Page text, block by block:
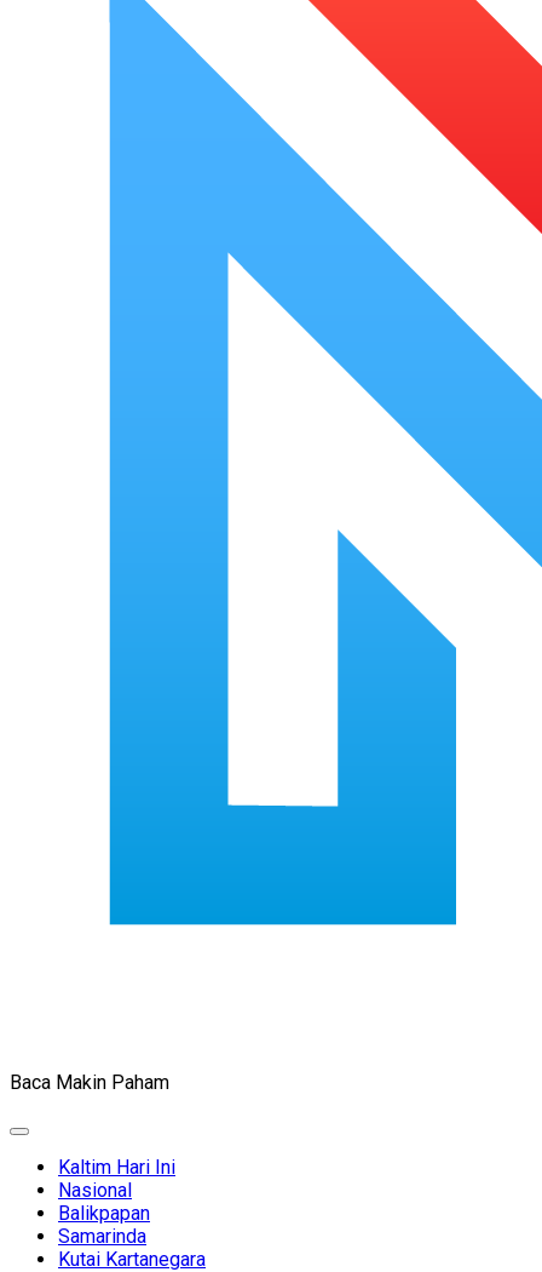
Baca Makin Paham
Expand
Kaltim Hari Ini
Nasional
Balikpapan
Samarinda
Kutai Kartanegara